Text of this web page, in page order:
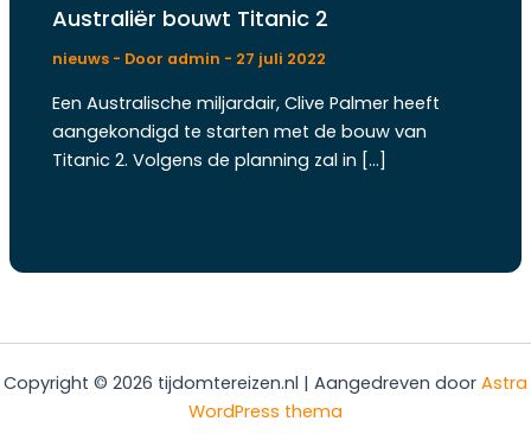
Australiër bouwt Titanic 2
nieuws - Door admin - 27 juli 2022
Een Australische miljardair, Clive Palmer heeft
aangekondigd te starten met de bouw van
Titanic 2. Volgens de planning zal in […]
Copyright © 2026 tijdomtereizen.nl | Aangedreven door Astra
WordPress thema